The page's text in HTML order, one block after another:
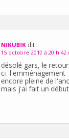
NIKUBIK dit :
15 octobre 2010 à 20 h 42
désolé gars, le
ci
encore pleine de
mais j'ai fait un